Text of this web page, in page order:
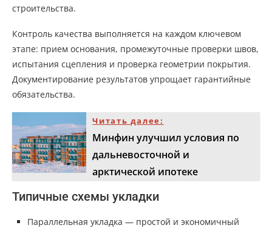
строительства.
Контроль качества выполняется на каждом ключевом
этапе: прием основания, промежуточные проверки швов,
испытания сцепления и проверка геометрии покрытия.
Документирование результатов упрощает гарантийные
обязательства.
Читать далее:
Минфин улучшил условия по
дальневосточной и
арктической ипотеке
Типичные схемы укладки
Параллельная укладка — простой и экономичный